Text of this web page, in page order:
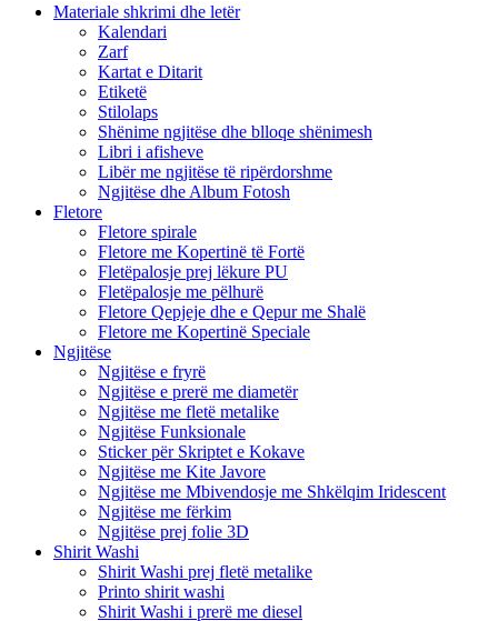
Materiale shkrimi dhe letër
Kalendari
Zarf
Kartat e Ditarit
Etiketë
Stilolaps
Shënime ngjitëse dhe blloqe shënimesh
Libri i afisheve
Libër me ngjitëse të ripërdorshme
Ngjitëse dhe Album Fotosh
Fletore
Fletore spirale
Fletore me Kopertinë të Fortë
Fletëpalosje prej lëkure PU
Fletëpalosje me pëlhurë
Fletore Qepjeje dhe e Qepur me Shalë
Fletore me Kopertinë Speciale
Ngjitëse
Ngjitëse e fryrë
Ngjitëse e prerë me diametër
Ngjitëse me fletë metalike
Ngjitëse Funksionale
Sticker për Skriptet e Kokave
Ngjitëse me Kite Javore
Ngjitëse me Mbivendosje me Shkëlqim Iridescent
Ngjitëse me fërkim
Ngjitëse prej folie 3D
Shirit Washi
Shirit Washi prej fletë metalike
Printo shirit washi
Shirit Washi i prerë me diesel